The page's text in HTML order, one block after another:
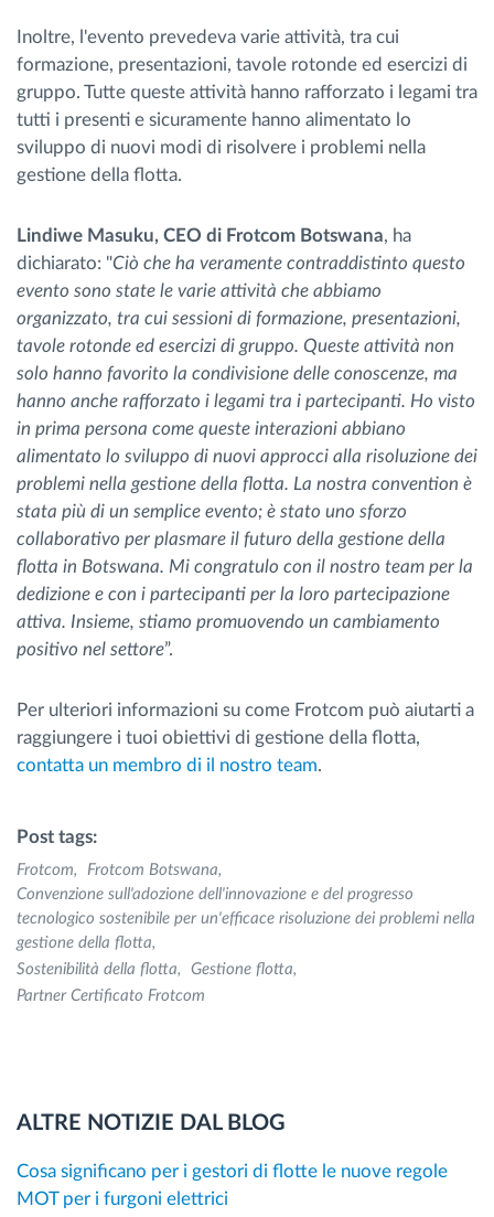
Inoltre, l'evento prevedeva varie attività, tra cui
formazione, presentazioni, tavole rotonde ed esercizi di
gruppo. Tutte queste attività hanno rafforzato i legami tra
tutti i presenti e sicuramente hanno alimentato lo
sviluppo di nuovi modi di risolvere i problemi nella
gestione della flotta.
Lindiwe Masuku, CEO di Frotcom Botswana, ha
dichiarato: "Ciò che ha veramente contraddistinto questo
evento sono state le varie attività che abbiamo
organizzato, tra cui sessioni di formazione, presentazioni,
tavole rotonde ed esercizi di gruppo. Queste attività non
solo hanno favorito la condivisione delle conoscenze, ma
hanno anche rafforzato i legami tra i partecipanti. Ho visto
in prima persona come queste interazioni abbiano
alimentato lo sviluppo di nuovi approcci alla risoluzione dei
problemi nella gestione della flotta. La nostra convention è
stata più di un semplice evento; è stato uno sforzo
collaborativo per plasmare il futuro della gestione della
flotta in Botswana. Mi congratulo con il nostro team per la
dedizione e con i partecipanti per la loro partecipazione
attiva. Insieme, stiamo promuovendo un cambiamento
positivo nel settore”.
Per ulteriori informazioni su come Frotcom può aiutarti a
raggiungere i tuoi obiettivi di gestione della flotta,
contatta un membro di il nostro team.
Post tags:
Frotcom
Frotcom Botswana
Convenzione sull'adozione dell'innovazione e del progresso
tecnologico sostenibile per un'efficace risoluzione dei problemi nella
gestione della flotta
Sostenibilità della flotta
Gestione flotta
Partner Certificato Frotcom
ALTRE NOTIZIE DAL BLOG
Cosa significano per i gestori di flotte le nuove regole
MOT per i furgoni elettrici